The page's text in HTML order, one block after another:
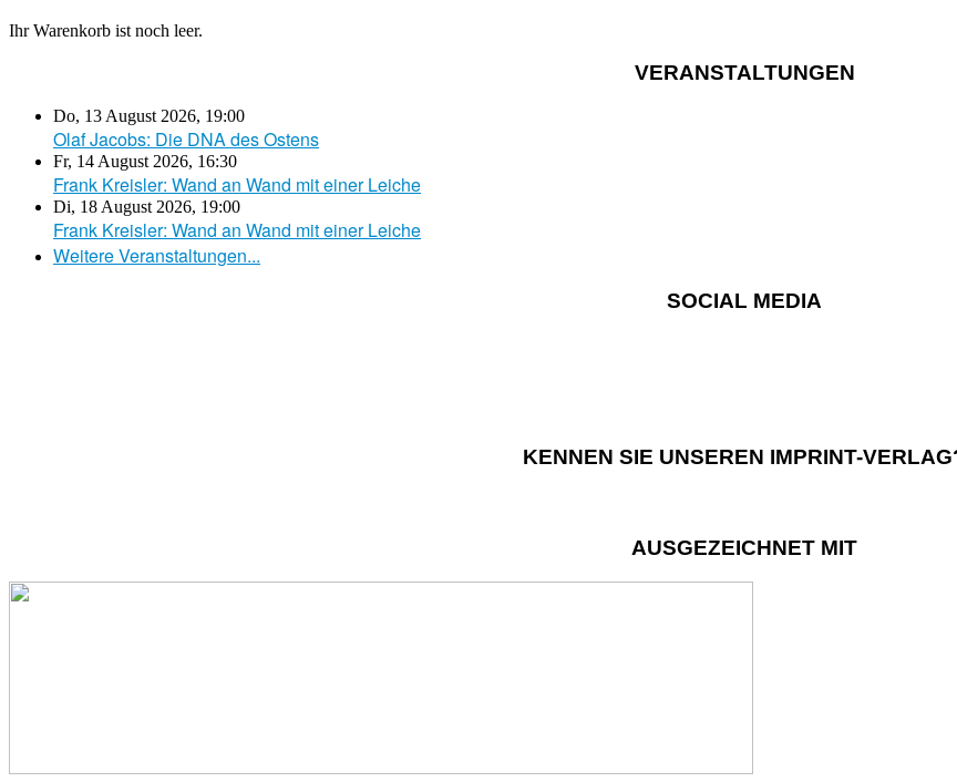
Ihr Warenkorb ist noch leer.
VERANSTALTUNGEN
Do, 13 August 2026, 19:00
Olaf Jacobs: Die DNA des Ostens
Fr, 14 August 2026, 16:30
Frank Kreisler: Wand an Wand mit einer Leiche
Di, 18 August 2026, 19:00
Frank Kreisler: Wand an Wand mit einer Leiche
Weitere Veranstaltungen...
SOCIAL MEDIA
KENNEN SIE UNSEREN IMPRINT-
AUSGEZEICHNET MIT